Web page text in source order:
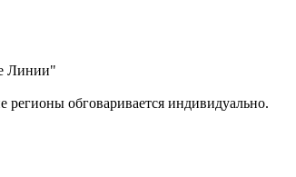
Линии"
регионы обговаривается индивидуально.